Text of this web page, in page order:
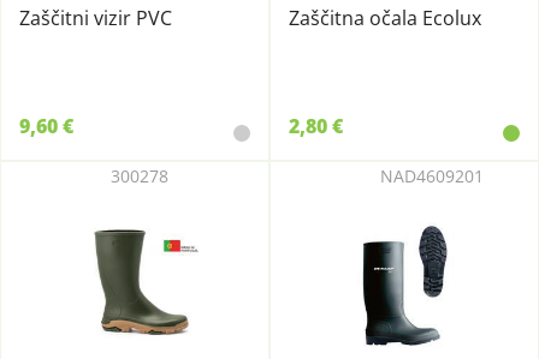
Zaščitni vizir PVC
9,60 €
Zaščitna očala Ecolux
2,80 €
300278 NAD4609201